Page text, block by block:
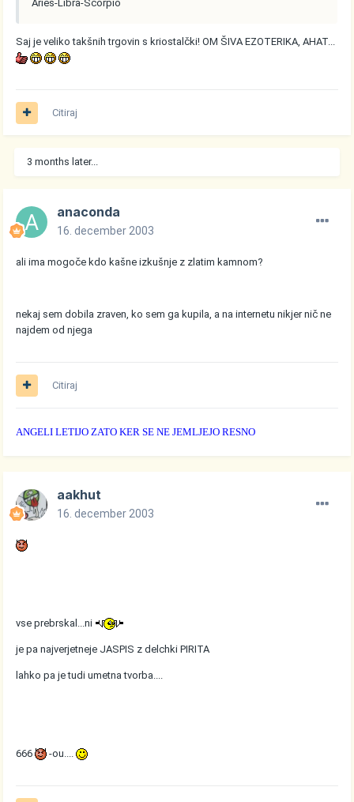
Aries-Libra-Scorpio
Saj je veliko takšnih trgovin s kriostalčki! OM ŠIVA EZOTERIKA, AHAT...
Citiraj
3 months later...
anaconda
16. december 2003
ali ima mogoče kdo kašne izkušnje z zlatim kamnom?
nekaj sem dobila zraven, ko sem ga kupila, a na internetu nikjer nič ne
najdem od njega
Citiraj
ANGELI LETIJO ZATO KER SE NE JEMLJEJO RESNO
aakhut
16. december 2003
vse prebrskal...ni
je pa najverjetneje JASPIS z delchki PIRITA
lahko pa je tudi umetna tvorba....
666 -ou....